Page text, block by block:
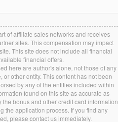
of affiliate sales networks and receives
sites. This compensation may impact
This site does not include all financial
financial offers.
here are author's alone, not those of any
other entity. This content has not been
by any of the entities included within
found on this site as accurate as
the bonus and other credit card information
the application process. If you find any
please contact us immediately.